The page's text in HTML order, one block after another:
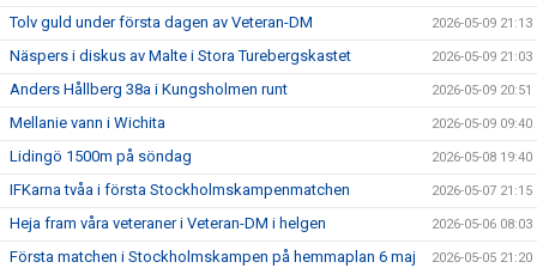
Tolv guld under första dagen av Veteran-DM 2026-05-09 21:13
Näspers i diskus av Malte i Stora Turebergskastet 2026-05-09 21:03
Anders Hållberg 38a i Kungsholmen runt 2026-05-09 20:51
Mellanie vann i Wichita 2026-05-09 09:40
Lidingö 1500m på söndag 2026-05-08 19:40
IFKarna tvåa i första Stockholmskampenmatchen 2026-05-07 21:15
Heja fram våra veteraner i Veteran-DM i helgen 2026-05-06 08:03
Första matchen i Stockholmskampen på hemmaplan 6 maj 2026-05-05 21:20